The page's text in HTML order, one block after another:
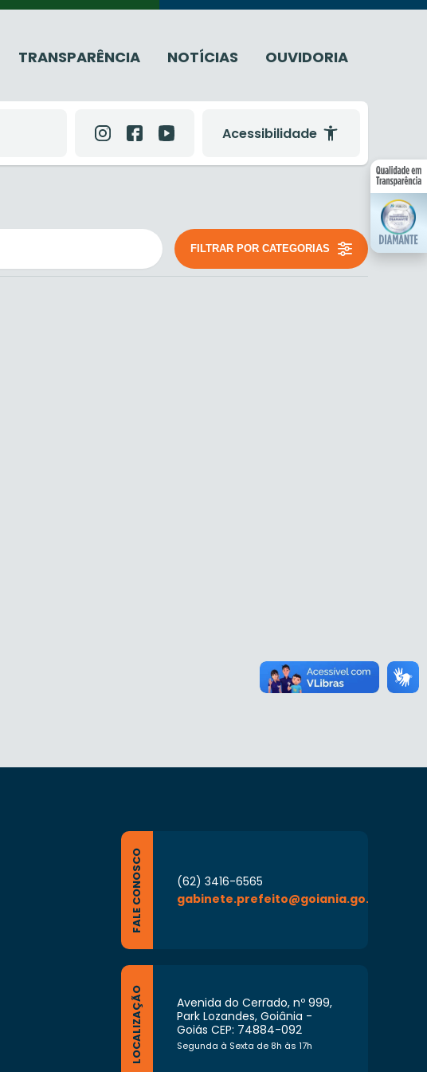
TRANSPARÊNCIA NOTÍCIAS OUVIDORIA
Acessibilidade
FILTRAR POR CATEGORIAS
FALE CONOSCO
(62) 3416-6565
gabinete.prefeito@goiania.go.gov.br
LOCALIZAÇÃO
Avenida do Cerrado, nº 999,
Park Lozandes, Goiânia -
Goiás CEP: 74884-092
Segunda à Sexta de 8h às 17h